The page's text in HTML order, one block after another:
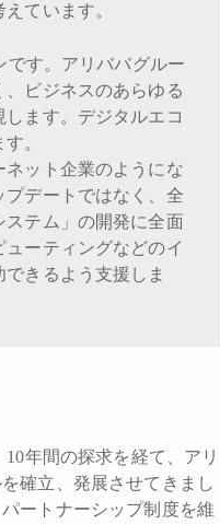
ています。
です。アリババグルー
ビジネスのあらゆる
ます。デジタルエコ
。
ット企業のようにな
デートではなく、全
テム」の開発に全面
ーティングなどのイ
きるよう支援しま
年間の探求を経て、アリ
確立、発展させてきまし
ートナーシップ制度を維